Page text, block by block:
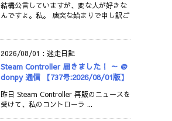
結構公言していますが、変な人が好きな
んですよ。私。 唐突な始まりで申し訳ご
2026/08/01 : 迷走日記
Steam Controller 届きました！ ～ @
donpy 通信 【737号:2026/08/01版】
昨日 Steam Controller 再販のニュースを
受けて、私のコントローラ ...